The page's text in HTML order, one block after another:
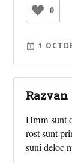
0
1
Razvan
Hmm sunt
rost sunt
suni deloc